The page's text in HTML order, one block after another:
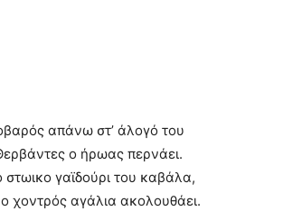
απάνω στ’ άλογό του
ο ήρωας περνάει.
στωικο γαϊδούρι του καβάλα,
χοντρός αγάλια ακολουθάει.